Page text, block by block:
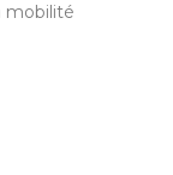
mobilité